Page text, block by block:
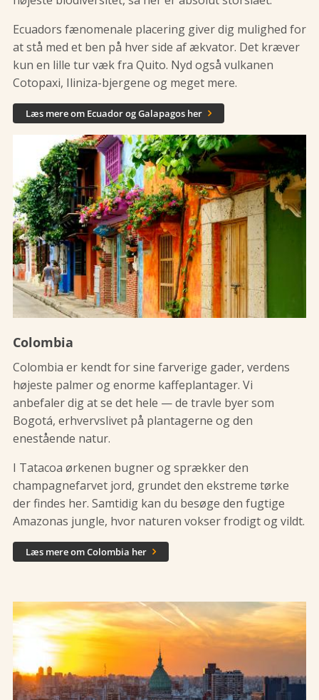
Ecuadors fænomenale placering giver dig mulighed for
at stå med et ben på hver side af ækvator. Det kræver
kun en lille tur væk fra Quito. Nyd også vulkanen
Cotopaxi, Iliniza-bjergene og meget mere.
Læs mere om Ecuador og Galapagos her 
Colombia
Colombia er kendt for sine farverige gader, verdens
højeste palmer og enorme kaffeplantager. Vi
anbefaler dig at se det hele — de travle byer som
Bogotá, erhvervslivet på plantagerne og den
enestående natur.
I Tatacoa ørkenen bugner og sprækker den
champagnefarvet jord, grundet den ekstreme tørke
der findes her. Samtidig kan du besøge den fugtige
Amazonas jungle, hvor naturen vokser frodigt og vildt.
Læs mere om Colombia her 